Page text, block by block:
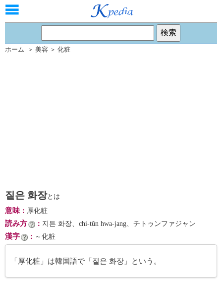
ホーム ＞ 美容 ＞ 化粧
짙은 화장とは
意味： 厚化粧
読み方 ： 지튼 화장、chi-tŭn hwa-jang、チトゥンファジャン
漢字 ： ～化粧
「厚化粧」は韓国語で「짙은 화장」という。